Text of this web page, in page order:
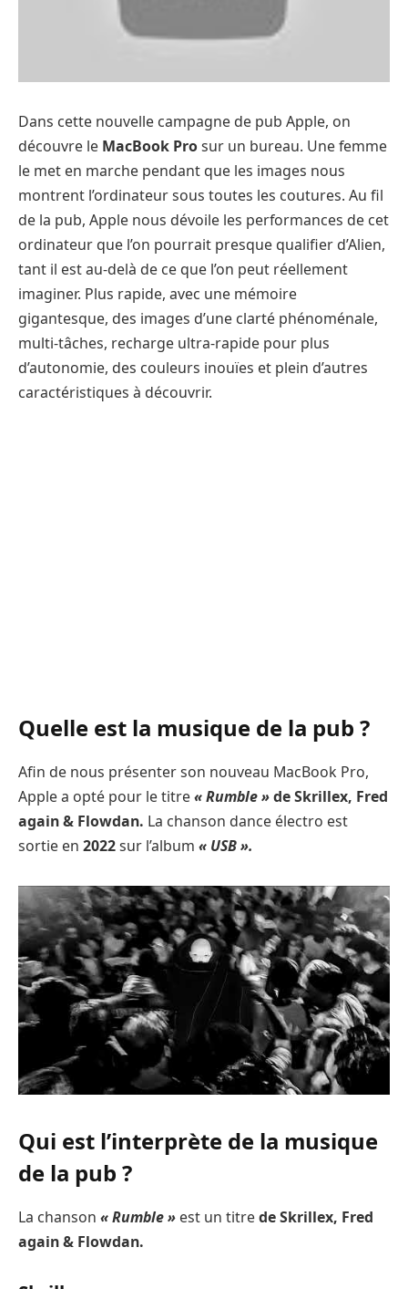
Dans cette nouvelle campagne de pub Apple, on
découvre le MacBook Prosur un bureau. Une femme
le met en marche pendant que les images nous
montrent l’ordinateur sous toutes les coutures. Au fil
de la pub, Apple nous dévoile les performances de cet
ordinateur que l’on pourrait presque qualifier d’Alien,
tant il est au-delà de ce que l’on peut réellement
imaginer. Plus rapide, avec une mémoire
gigantesque, des images d’une clarté phénoménale,
multi-tâches, recharge ultra-rapide pour plus
d’autonomie, des couleurs inouïes et plein d’autres
caractéristiques à découvrir.
Quelle est la musique de la pub ?
Afin de nous présenter son nouveau MacBook Pro,
Apple a opté pour le titre« Rumble »de Skrillex, Fred
again & Flowdan. La chanson dance électro est
sortie en 2022sur l’album « USB ».
Qui est l’interprète de la musique
de la pub ?
La chanson « Rumble » est un titrede Skrillex, Fred
again & Flowdan.